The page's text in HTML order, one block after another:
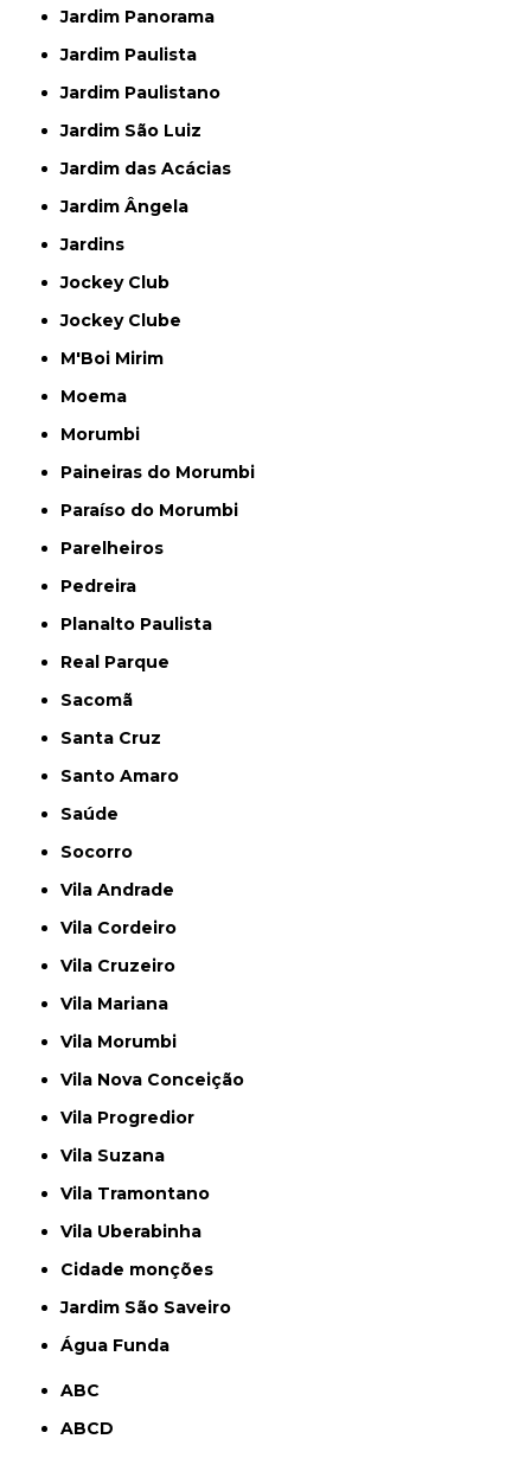
Jardim Panorama
Jardim Paulista
Jardim Paulistano
Jardim São Luiz
Jardim das Acácias
Jardim Ângela
Jardins
Jockey Club
Jockey Clube
M'Boi Mirim
Moema
Morumbi
Paineiras do Morumbi
Paraíso do Morumbi
Parelheiros
Pedreira
Planalto Paulista
Real Parque
Sacomã
Santa Cruz
Santo Amaro
Saúde
Socorro
Vila Andrade
Vila Cordeiro
Vila Cruzeiro
Vila Mariana
Vila Morumbi
Vila Nova Conceição
Vila Progredior
Vila Suzana
Vila Tramontano
Vila Uberabinha
cidade monções
jardim São Saveiro
Água Funda
ABC
ABCD